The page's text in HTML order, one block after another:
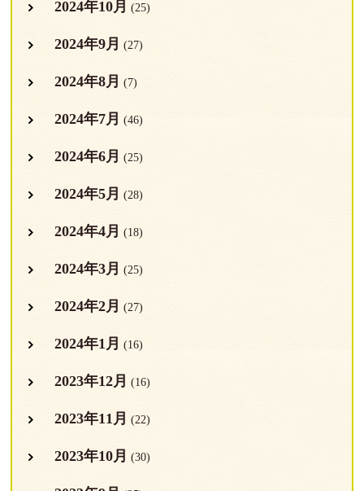
2024年10月 (25)
2024年9月 (27)
2024年8月 (7)
2024年7月 (46)
2024年6月 (25)
2024年5月 (28)
2024年4月 (18)
2024年3月 (25)
2024年2月 (27)
2024年1月 (16)
2023年12月 (16)
2023年11月 (22)
2023年10月 (30)